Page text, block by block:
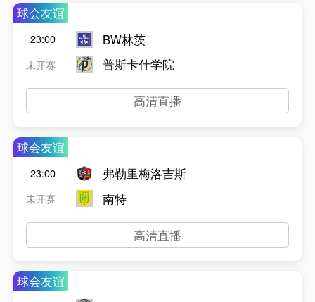
球会友谊
23:00
未开赛
BW林茨
普斯卡什学院
高清直播
球会友谊
23:00
未开赛
弗勒里梅洛吉斯
南特
高清直播
球会友谊